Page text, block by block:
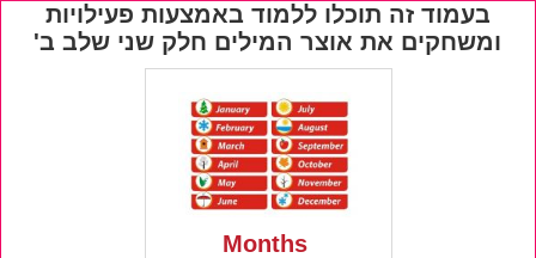
Months
בעמוד זה תוכלו ללמוד באמצעות פעילויות
ומשחקים את אוצר המילים חלק שני שלב ב'